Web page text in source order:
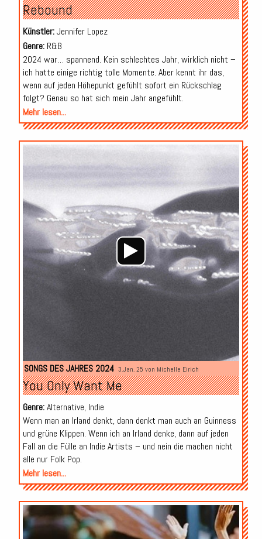
Rebound
Künstler:Jennifer Lopez
Genre:R&B
2024 war… spannend. Kein schlechtes Jahr, wirklich nicht –
ich hatte einige richtig tolle Momente. Aber kennt ihr das,
wenn auf jeden Höhepunkt gefühlt sofort ein Rückschlag
folgt? Genau so hat sich mein Jahr angefühlt.
Mehr lesen...
Audio-
Player
SONGS DES JAHRES 2024 3.Jan. 25 von Michelle Eirich
You Only Want Me
Genre:Alternative, Indie
Wenn man an Irland denkt, dann denkt man auch an Guinness
und grüne Klippen. Wenn ich an Irland denke, dann auf jeden
Fall an die Fülle an Indie Artists – und nein die machen nicht
alle nur Folk Pop.
Mehr lesen...
Audio-
Player